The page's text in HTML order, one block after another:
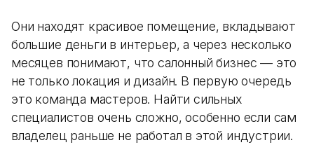
Они находят красивое помещение, вкладывают
большие деньги в интерьер, а через несколько
месяцев понимают, что салонный бизнес — это
не только локация и дизайн. В первую очередь
это команда мастеров. Найти сильных
специалистов очень сложно, особенно если сам
владелец раньше не работал в этой индустрии.